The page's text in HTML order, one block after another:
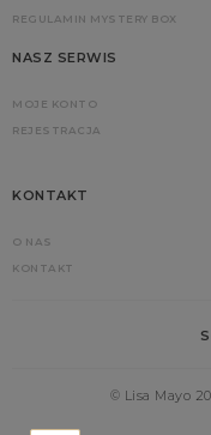
REGULAMIN MYSTERY BOX
NASZ SERWIS
MOJE KONTO
REJESTRACJA
KONTAKT
O NAS
KONTAKT
© Lisa Mayo